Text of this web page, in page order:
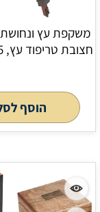
משקפת עץ
חצובת טריפוד עץ, 4595 זיאוס
הוסף